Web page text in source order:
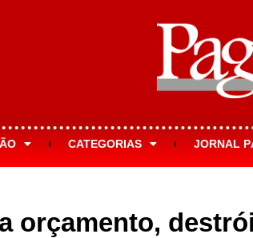
CATEGORIAS JORNAL
orçamento, destrói